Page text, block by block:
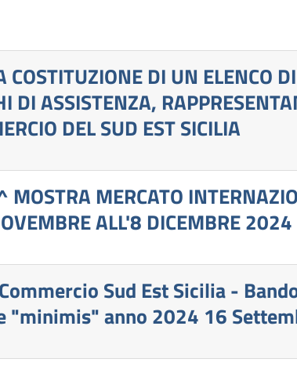
COSTITUZIONE DI UN ELENCO
DI ASSISTENZA,
DEL SUD EST SICILIA
MERCATO
ALL'8 DICEMBRE 2024
Sud Est Sicilia -
"minimis" anno 2024 16